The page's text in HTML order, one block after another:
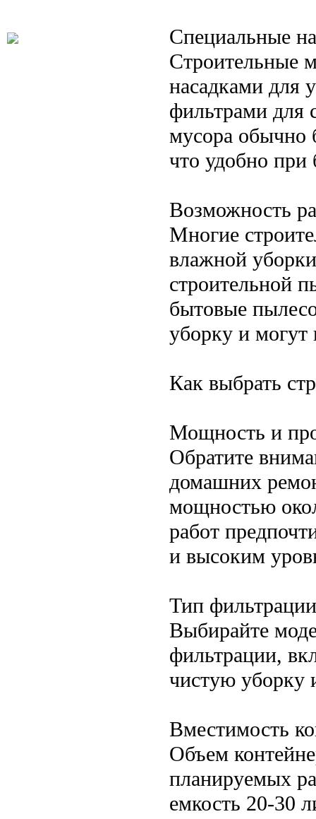
Специальные
Строительные
насадками для
фильтрами для
мусора обычно
что удобно
Возможность
Многие
влажной
строительной
бытовые
уборку и могут
Как выбрать
Мощность и
Обратите
домашних
мощностью
работ
и высоким
Тип
Выбирайте
фильтрации,
чистую уборку
Вместимость
Объем
планируемых
емкость 20-30